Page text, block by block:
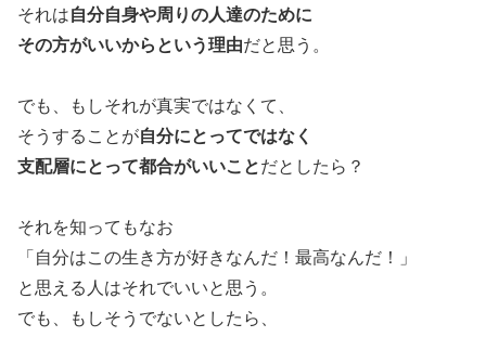
それは自分自身や周りの人達のために
その方がいいからという理由だと思う。
でも、もしそれが真実ではなくて、
そうすることが自分にとってではなく
支配層にとって都合がいいことだとしたら？
それを知ってもなお
「自分はこの生き方が好きなんだ！最高なんだ！」
と思える人はそれでいいと思う。
でも、もしそうでないとしたら、